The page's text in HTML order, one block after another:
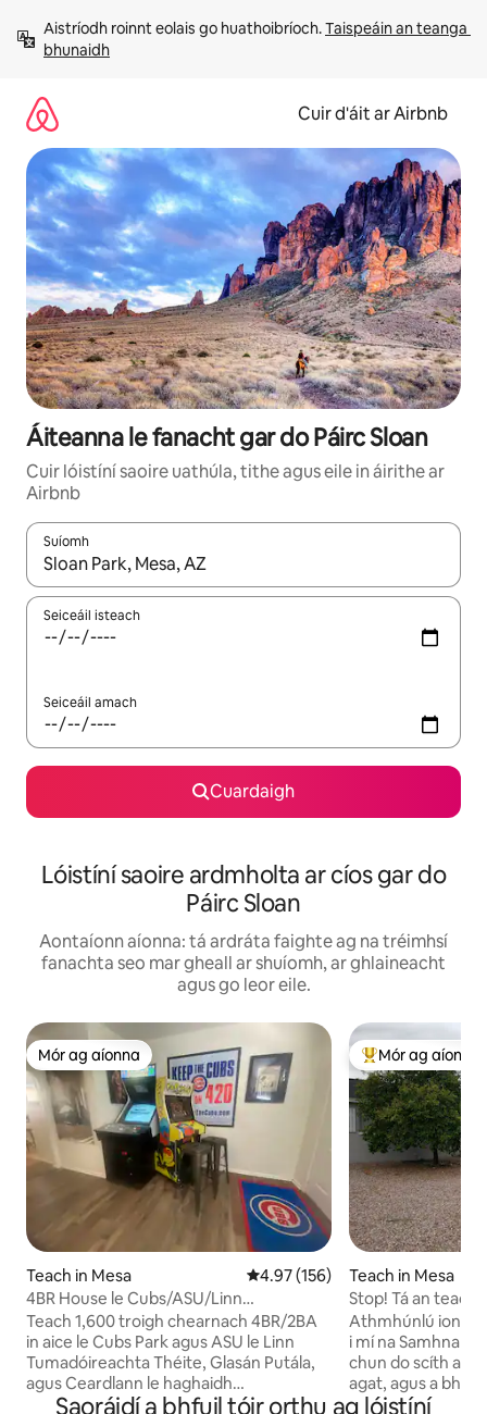
chuig
ábhar
Aistríodh roinnt eolais go huathoibríoch. Taispeáin an teanga
bhunaidh
Cuir d'áit ar Airbnb
Áiteanna le fanacht gar do Páirc Sloan
Cuir lóistíní saoire uathúla, tithe agus eile in áirithe ar
Airbnb
Suíomh
Nuair a bheidh torthaí ar fáil, déan nascleanúint le
Seiceáil isteach
Seiceáil amach
Cuardaigh
Lóistíní saoire ardmholta ar cíos gar do
Páirc Sloan
Aontaíonn aíonna: tá ardráta faighte ag na tréimhsí
fanachta seo mar gheall ar shuíomh, ar ghlaineacht
agus go leor eile.
Mór ag aíonna
Mór ag aíonna
Teach in Mesa Meánrátáil 4.97 as 5, 156
4.97 (156)
4BR House le Cubs/ASU/Linn
Snámha/Cuir Glas/Billiards i bhfeidhm
Teach 1,600 troigh chearnach 4BR/2BA
in aice le Cubs Park agus ASU le Linn
Tumadóireachta Théite, Glasán Putála,
agus Ceardlann le haghaidh
Siamsaíochta Allamuigh. Soláthraíonn an
An-mhór ag
Mór ag aíonna
Teach in Mesa
Stop! Tá an teach
sheomra folctha
Athmhúnlú
i mí na Samhna
chun do scíth a
agat, agus a
seo an áit duitse!
Saoráidí a bhfuil tóir orthu ag lóistíní